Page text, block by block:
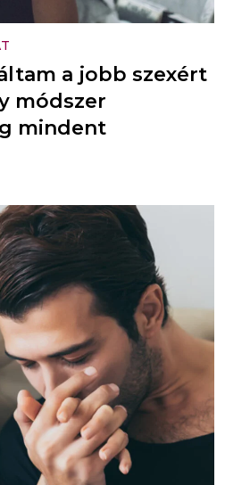
a jobb szexért
módszer
mindent